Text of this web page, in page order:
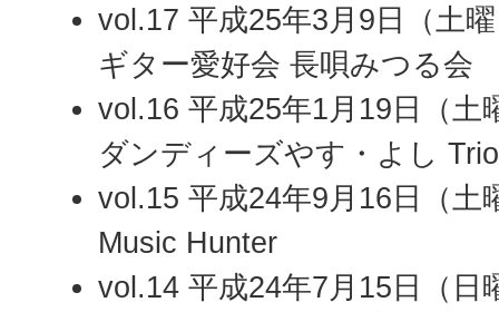
vol.17 平成25年3月9日（土
ギター愛好会 長唄みつる会
vol.16 平成25年1月19日（土
ダンディーズやす・よし
vol.15 平成24年9月16日（土
Music Hunter
vol.14 平成24年7月15日（日